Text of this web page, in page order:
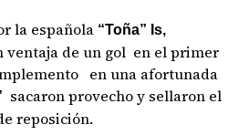
la española “Toña” Is,
ventaja de un gol en el primer
en una afortunada
sacaron provecho y sellaron el
reposición.